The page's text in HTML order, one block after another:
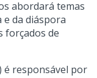
abordará temas
da diáspora
forçados de
é responsável por